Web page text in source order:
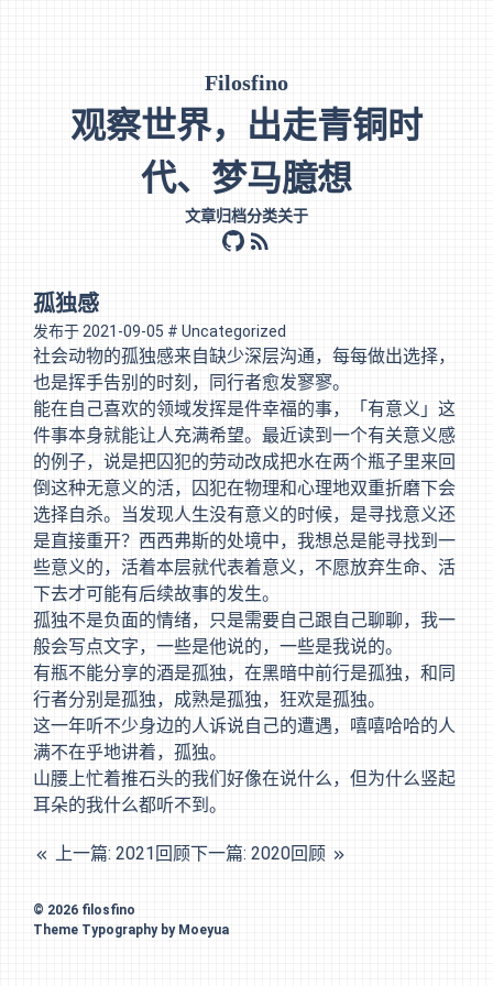
Filosfino
观察世界，出走青铜时
代、梦马臆想
文章归档分类关于
github
rss
孤独感
发布于 2021-09-05 # Uncategorized
社会动物的孤独感来自缺少深层沟通，每每做出选择，
也是挥手告别的时刻，同行者愈发寥寥。
能在自己喜欢的领域发挥是件幸福的事，「有意义」这
件事本身就能让人充满希望。最近读到一个有关意义感
的例子，说是把囚犯的劳动改成把水在两个瓶子里来回
倒这种无意义的活，囚犯在物理和心理地双重折磨下会
选择自杀。当发现人生没有意义的时候，是寻找意义还
是直接重开？西西弗斯的处境中，我想总是能寻找到一
些意义的，活着本层就代表着意义，不愿放弃生命、活
下去才可能有后续故事的发生。
孤独不是负面的情绪，只是需要自己跟自己聊聊，我一
般会写点文字，一些是他说的，一些是我说的。
有瓶不能分享的酒是孤独，在黑暗中前行是孤独，和同
行者分别是孤独，成熟是孤独，狂欢是孤独。
这一年听不少身边的人诉说自己的遭遇，嘻嘻哈哈的人
满不在乎地讲着，孤独。
山腰上忙着推石头的我们好像在说什么，但为什么竖起
耳朵的我什么都听不到。
上一篇: 2021回顾下一篇: 2020回顾
© 2026 filosfino
Theme Typographyby Moeyua